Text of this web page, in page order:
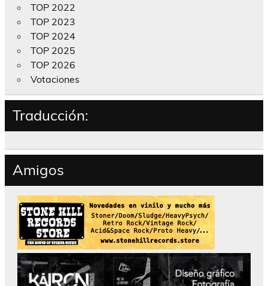
TOP 2022
TOP 2023
TOP 2024
TOP 2025
TOP 2026
Votaciones
Traducción:
Amigos